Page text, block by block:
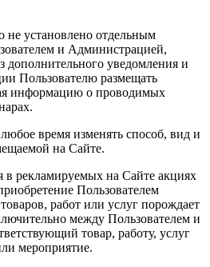
не установлено отдельным
и Администрацией,
дополнительного уведомления и
Пользователю размещать
информацию о проводимых
время изменять способ, вид и
на Сайте.
в рекламируемых на Сайте акциях
Пользователем
работ или услуг порождает
между Пользователем и
товар, работу, услуг
мероприятие.